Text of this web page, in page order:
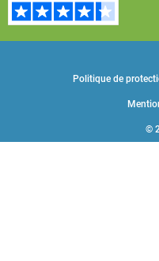
©
Politique de